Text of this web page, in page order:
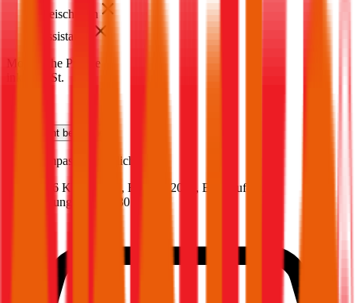
Freischaden
Assistance
Monatliche Prämie
inkl. mVSt.
Haftpflicht berechnen
Compass, Haftpflicht
130 PS/96 KW, hybrid, Baujahr 2025, BM-Stufe
Versicherungsnehmer 30 Jahre